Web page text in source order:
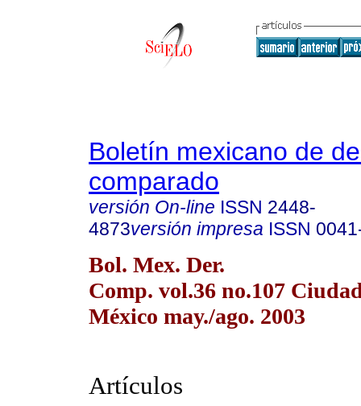
Boletín mexicano de
comparado
versión On-line ISSN 2448-
4873versión impresa ISSN
Bol. Mex. Der.
Comp. vol.36 no.107
México may./ago. 2003
Artículos